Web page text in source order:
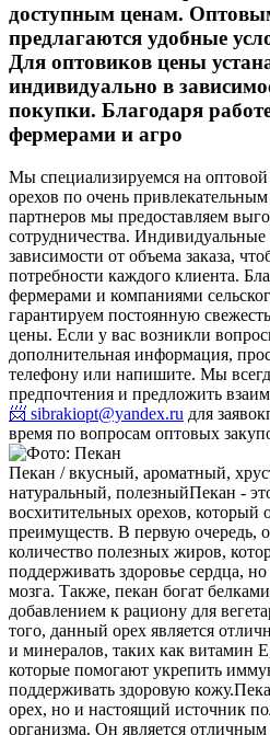
доступным ценам.
предлагаются удобные
Для оптовиков цены
индивидуально в
покупки. Благодаря
фермерами и агро
Мы специализируемся на
орехов по очень
партнеров мы предоставляем
сотрудничества.
зависимости от объема заказа,
потребности каждого клиента.
фермерами и компаниями
гарантируем постоянную
цены. Если у вас возникли
дополнительная информация,
телефону или напишите. Мы
предпочтения и предложить
📨 sibrakiopt@yandex.ru для заявок
время по вопросам оптовых
Пекан / вкусный, ароматный,
натуральный, полезныйПекан -
восхитительных орехов, который
преимуществ. В первую очередь,
количество полезных жиров,
поддерживать здоровье сердца,
мозга. Также, пекан богат
добавлением к рациону для
того, данный орех является
и минералов, таких как витамин
которые помогают укрепить
поддерживать здоровую кожу.
орех, но и настоящий источник
организма. Он является